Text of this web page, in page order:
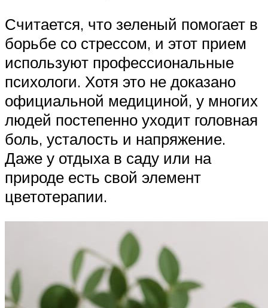
Считается, что зеленый помогает в
борьбе со стрессом, и этот прием
используют профессиональные
психологи. Хотя это не доказано
официальной медициной, у многих
людей постепенно уходит головная
боль, усталость и напряжение.
Даже у отдыха в саду или на
природе есть свой элемент
цветотерапии.